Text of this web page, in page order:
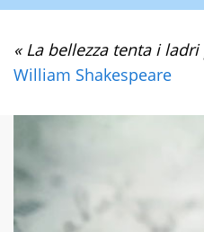
« La bellezza tenta i ladri
William Shakespeare